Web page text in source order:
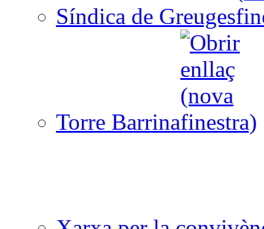
Síndica de Greuges
Torre Barrina